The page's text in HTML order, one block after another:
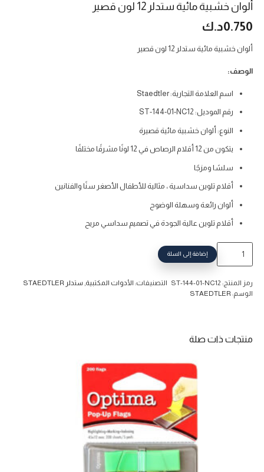
ألوان خشبية مائية ستدلر 12 لون قصير
0.750د.ك
ألوان خشبية مائية ستدلر 12 لون قصير
الوصف:
اسم العلامة التجارية: Staedtler
رقم الموديل: ST-144-01-NC12
النوع: ألوان خشبية مائية قصيرة
يتكون من 12 أقلام الرصاص في 12 لونًا مشرقًا مختلفًا
سلسًا ومزجًا
أقلام تلوين سداسية ، مثالية للأطفال الأصغر سنًا والفنانين
ألوان رائعة وسهلة الوضوح
أقلام تلوين عالية الجودة في تصميم سداسي مريح
ألوان
مائية
لون
إضافة إلى السلة
رمز المنتج: ST-144-01-NC12 التصنيفات: الأدوات المكتبية ستدلر STAEDTLER
الوسم: STAEDTLER
منتجات ذات صلة